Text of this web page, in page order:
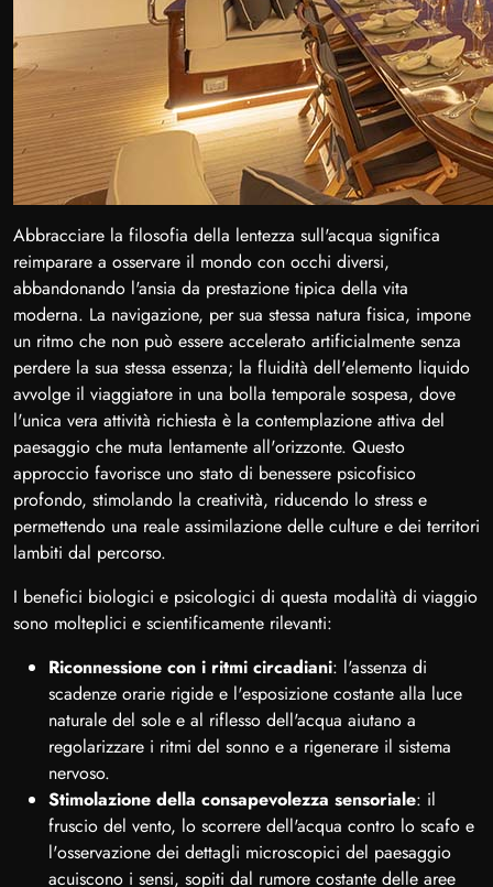
Abbracciare la filosofia della lentezza sull'acqua significa
reimparare a osservare il mondo con occhi diversi,
abbandonando l'ansia da prestazione tipica della vita
moderna. La navigazione, per sua stessa natura fisica, impone
un ritmo che non può essere accelerato artificialmente senza
perdere la sua stessa essenza; la fluidità dell'elemento liquido
avvolge il viaggiatore in una bolla temporale sospesa, dove
l'unica vera attività richiesta è la contemplazione attiva del
paesaggio che muta lentamente all'orizzonte. Questo
approccio favorisce uno stato di benessere psicofisico
profondo, stimolando la creatività, riducendo lo stress e
permettendo una reale assimilazione delle culture e dei territori
lambiti dal percorso.
I benefici biologici e psicologici di questa modalità di viaggio
sono molteplici e scientificamente rilevanti:
Riconnessione con i ritmi circadiani: l'assenza di
scadenze orarie rigide e l'esposizione costante alla luce
naturale del sole e al riflesso dell'acqua aiutano a
regolarizzare i ritmi del sonno e a rigenerare il sistema
nervoso.
Stimolazione della consapevolezza sensoriale: il
fruscio del vento, lo scorrere dell'acqua contro lo scafo e
l'osservazione dei dettagli microscopici del paesaggio
acuiscono i sensi, sopiti dal rumore costante delle aree